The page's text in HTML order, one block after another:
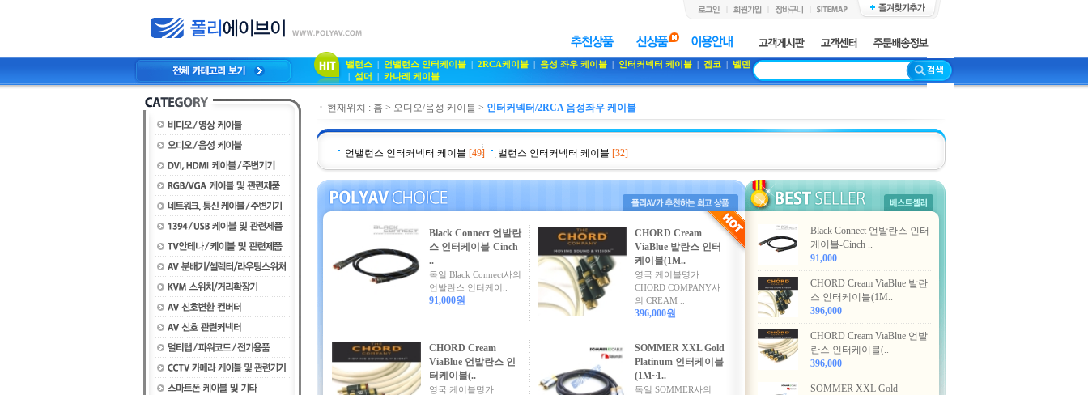
밸런스 | 언밸런스 인터케이블 | 2RCA케이블 | 음성 좌우 케이블 | 인터커넥터 케이블 | 겝코 | 벨덴
| 섬머 | 카나레 케이블
현재위치 : 홈 > 오디오/음성 케이블 > 인터커넥터/2RCA 음성좌우 케이블
언밸런스 인터커넥터 케이블 [49] 밸런스 인터커넥터 케이블 [32]
Black Connect 언발란
스 인터케이블-Cinch
..
독일 Black Connect사의
언발란스 인터케이..
91,000원
CHORD Cream
ViaBlue 발란스 인터
케이블(1M..
영국 케이블명가
CHORD COMPANY사
의 CREAM ..
396,000원
CHORD Cream
ViaBlue 언발란스 인
터케이블(..
영국 케이블명가
SOMMER XXL Gold
Platinum 인터케이블
(1M~1..
독일 SOMMER사의
Black Connect 언발란스 인터
케이블-Cinch ..
91,000
CHORD Cream ViaBlue 발란
스 인터케이블(1M..
396,000
CHORD Cream ViaBlue 언발
란스 인터케이블(..
396,000
SOMMER XXL Gold